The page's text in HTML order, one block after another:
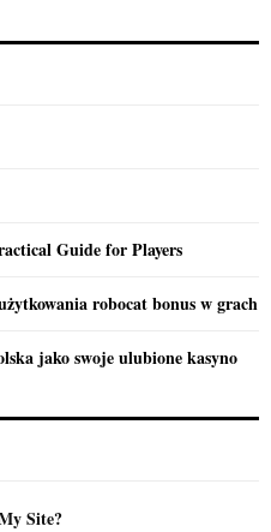
Guide for Players
robocat bonus w grach
jako swoje ulubione kasyno
Site?